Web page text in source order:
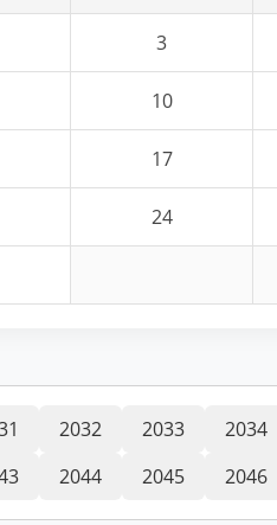
3
10
17
24
2032 2033 2034
2044 2045 2046